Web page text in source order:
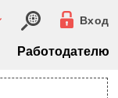
Вход
Работодателю